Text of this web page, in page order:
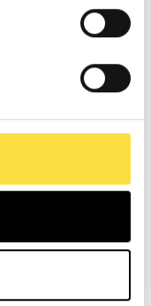
kotisivuiltani mistä
Arkipelag”